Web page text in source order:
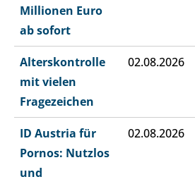
Millionen Euro
ab sofort
Alterskontrolle
mit vielen
Fragezeichen
02.08.2026
ID Austria für
Pornos: Nutzlos
und
02.08.2026